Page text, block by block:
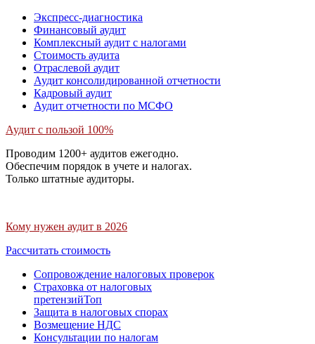
Экспресс-диагностика
Финансовый аудит
Комплексный аудит с налогами
Стоимость аудита
Отраслевой аудит
Аудит консолидированной отчетности
Кадровый аудит
Аудит отчетности по МСФО
Аудит с пользой 100%
Проводим 1200+ аудитов ежегодно.
Обеспечим порядок в учете и налогах.
Только штатные аудиторы.
Кому нужен аудит в 2026
Рассчитать стоимость
Сопровождение налоговых проверок
Страховка от налоговых
претензийТоп
Защита в налоговых спорах
Возмещение НДС
Консультации по налогам